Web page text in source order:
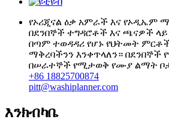
የኦሪጂናል ዕቃ አምራች እና የኦዲኤም
በደንበኞች ተግዳሮቶች እና ጫናዎች ላይ
በጣም ተወዳዳሪ የሆኑ የህትመት
ማቅረባችንን እንቀጥላለን። በደንበኞች
በሠራተኞች የሚታወቅ የሙያ ልማት
+86 18825700874
pitt@washiplanner.com
እንክብካቤ